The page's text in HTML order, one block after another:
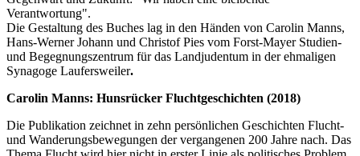
Verantwortung".
Die Gestaltung des Buches lag in den Händen von Carolin Manns,
Hans-Werner Johann und Christof Pies vom Forst-Mayer Studien-
und Begegnungszentrum für das Landjudentum in der ehmaligen
Synagoge Laufersweiler.
Carolin Manns: Hunsrücker Fluchtgeschichten (2018)
Die Publikation zeichnet in zehn persönlichen Geschichten Flucht-
und Wanderungsbewegungen der vergangenen 200 Jahre nach. Das